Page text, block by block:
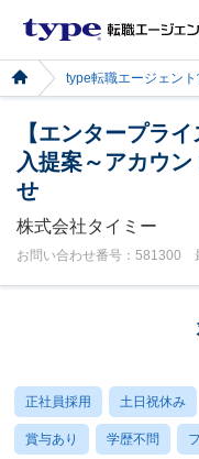
type転職エージェント
【エンタープラ
入提案～アカウ
せ
株式会社タイミー
お問い合わせ番号：581300
正社員採用 土日祝休み
賞与あり 学歴不問